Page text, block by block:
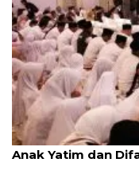
Menag jadikan
Anak Yatim dan